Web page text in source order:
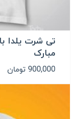
تی شرت یلدا
مبارک
900,000 تومان